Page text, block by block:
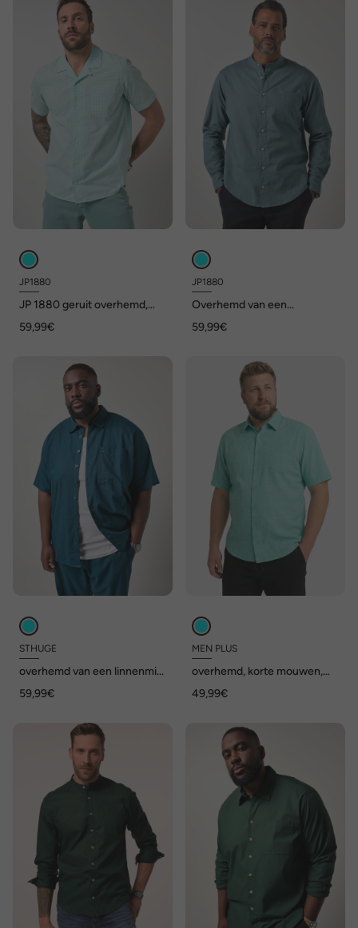
JP1880
JP 1880 geruit overhemd,
kraag, Cubaanse pasvorm, tot
59,99€
JP1880
Overhemd van een
opstaande kraag, modern fit
59,99€
STHUGE
overhemd van een linnenmix,
kentkraag, tot 8XL
59,99€
MEN PLUS
overhemd, korte mouwen,
Comfort Fit, tot 8XL
49,99€